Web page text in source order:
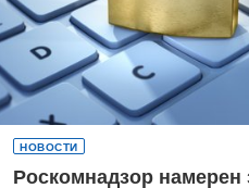
НОВОСТИ
Роскомнадзор намерен